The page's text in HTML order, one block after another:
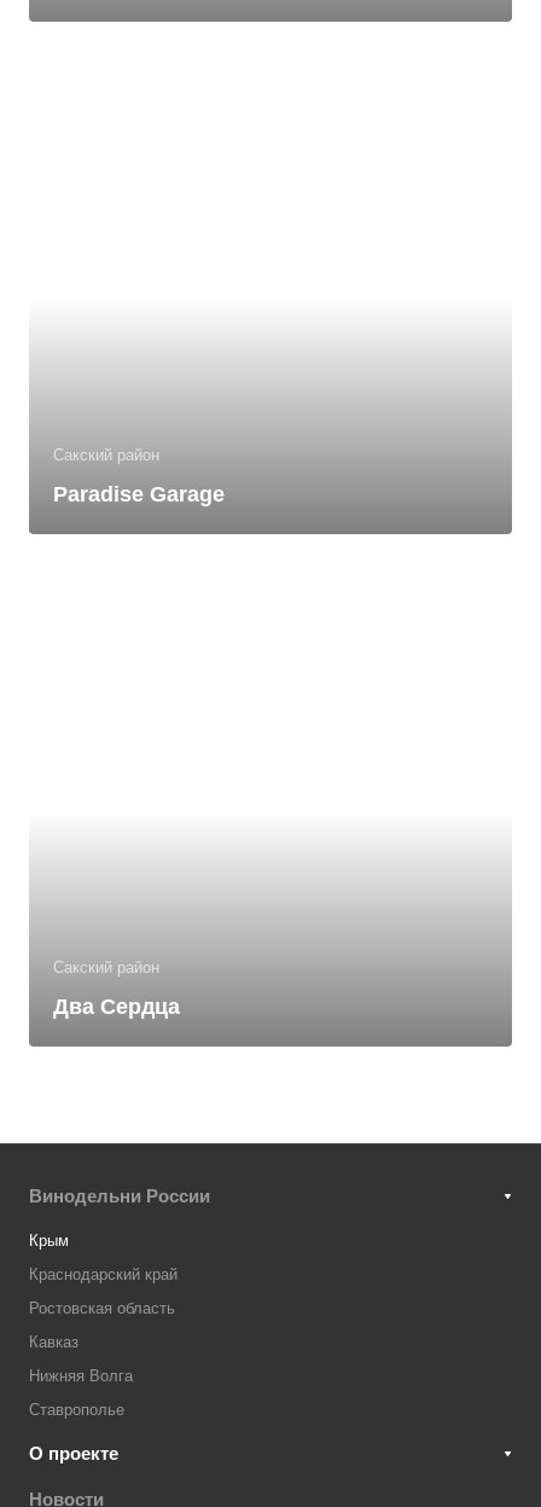
Сакский район
Paradise Garage
Сакский район
Два Сердца
Винодельни России
Крым
Краснодарский край
Ростовская область
Кавказ
Нижняя Волга
Ставрополье
О проекте
Новости